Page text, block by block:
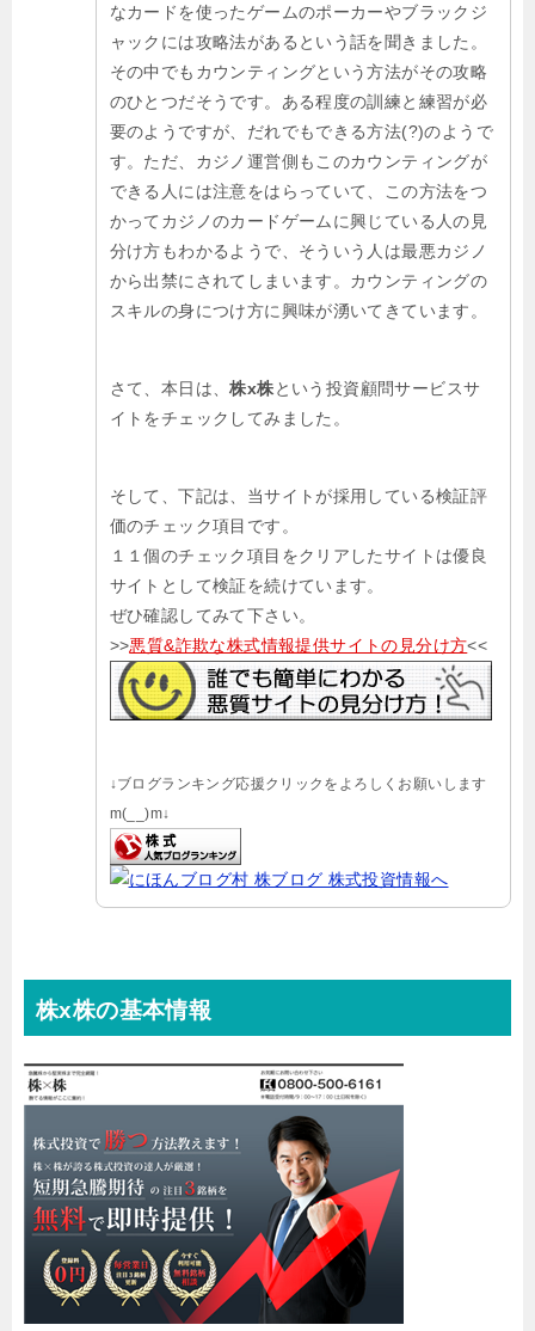
なカードを使ったゲームのポーカーやブラックジ
ャックには攻略法があるという話を聞きました。
その中でもカウンティングという方法がその攻略
のひとつだそうです。ある程度の訓練と練習が必
要のようですが、だれでもできる方法(?)のようで
す。ただ、カジノ運営側もこのカウンティングが
できる人には注意をはらっていて、この方法をつ
かってカジノのカードゲームに興じている人の見
分け方もわかるようで、そういう人は最悪カジノ
から出禁にされてしまいます。カウンティングの
スキルの身につけ方に興味が湧いてきています。
さて、本日は、株x株という投資顧問サービスサ
イトをチェックしてみました。
そして、下記は、当サイトが採用している検証評
価のチェック項目です。
１１個のチェック項目をクリアしたサイトは優良
サイトとして検証を続けています。
ぜひ確認してみて下さい。
>>悪質&詐欺な株式情報提供サイトの見分け方<<
↓ブログランキング応援クリックをよろしくお願いします
m(__)m↓
株x株の基本情報